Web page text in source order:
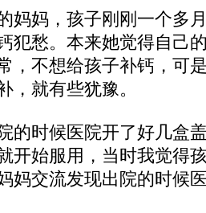
妈，孩子刚刚一个多
犯愁。本来她觉得自己
，不想给孩子补钙，可
，就有些犹豫。
时候医院开了好几盒
开始服用，当时我觉得
妈交流发现出院的时候